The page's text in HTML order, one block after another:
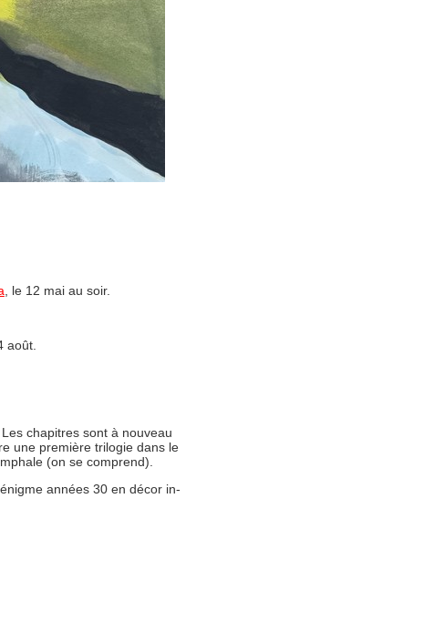
, le 12 mai au soir.
août.
chapitres sont à nouveau
une première trilogie dans le
(on se comprend).
années 30 en décor in-